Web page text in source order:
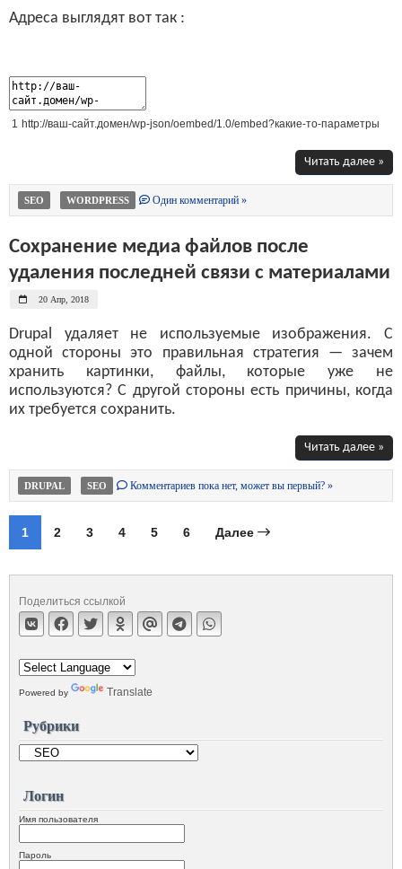
Адреса выглядят вот так :
1 http://ваш-сайт.домен/wp-json/oembed/1.0/embed?какие-то-параметры
Читать далее »
SEO WORDPRESS Один комментарий »
Сохранение медиа файлов после
удаления последней связи с материалами
20 Апр, 2018
Drupal удаляет не используемые изображения. С
одной стороны это правильная стратегия — зачем
хранить картинки, файлы, которые уже не
используются? С другой стороны есть причины, когда
их требуется сохранить.
Читать далее »
DRUPAL SEO Комментариев пока нет, может вы первый? »
1 2 3 4 5 6 Далее
Поделиться ссылкой
Powered by Translate
Рубрики
Логин
Имя пользователя
Пароль